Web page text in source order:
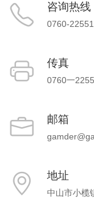
咨询热线
0760-
传真
0760一
邮箱
地址
中山市小榄